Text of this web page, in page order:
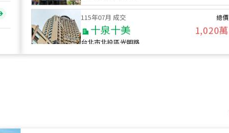
115年07月 成交
十泉十美
台北市北投區光明路
總價
1,020萬